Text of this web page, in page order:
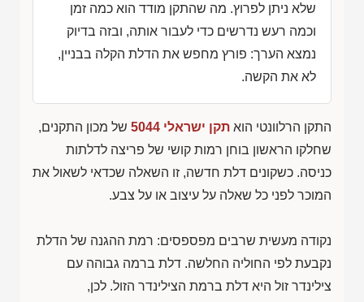
שלא ניתן לפרוץ. מה שהתקן מודד הוא כמה זמן
וכמה רעש נדרשים כדי לעבור אותה, ובזה בדיוק
נמצא הערך: פורץ מחפש את הדלת הקלה בבניין,
לא את הקשה.
התקן הרלוונטי הוא תקן ישראלי 5044
של מכון התקנים,
שחלקו הראשון בוחן רמות קושי של פריצה לדלתות
כניסה. כשקונים דלת חדשה, זו השאלה שכדאי לשאול את
המוכר לפני כל שאלה על עיצוב או על צבע.
נקודה מעשית שרבים מפספסים: רמת ההגנה של הדלת
נקבעת לפי החוליה החלשה. דלת ברמה גבוהה עם
צילינדר זול היא דלת ברמת הצילינדר הזול. לכן,